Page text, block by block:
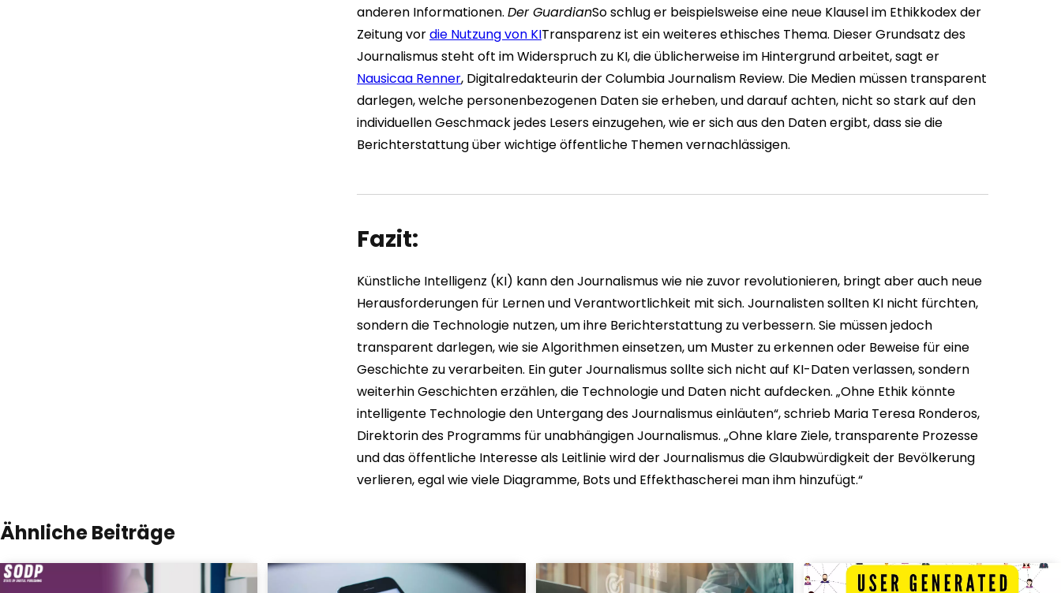
anderen Informationen. Der GuardianSo schlug er beispielsweise eine neue Klausel im Ethikkodex der
Zeitung vordie Nutzung von KITransparenz ist ein weiteres ethisches Thema. Dieser Grundsatz des
Journalismus steht oft im Widerspruch zu KI, die üblicherweise im Hintergrund arbeitet, sagt er
Nausicaa Renner, Digitalredakteurin der Columbia Journalism Review. Die Medien müssen transparent
darlegen, welche personenbezogenen Daten sie erheben, und darauf achten, nicht so stark auf den
individuellen Geschmack jedes Lesers einzugehen, wie er sich aus den Daten ergibt, dass sie die
Berichterstattung über wichtige öffentliche Themen vernachlässigen.
Fazit:
Künstliche Intelligenz (KI) kann den Journalismus wie nie zuvor revolutionieren, bringt aber auch neue
Herausforderungen für Lernen und Verantwortlichkeit mit sich. Journalisten sollten KI nicht fürchten,
sondern die Technologie nutzen, um ihre Berichterstattung zu verbessern. Sie müssen jedoch
transparent darlegen, wie sie Algorithmen einsetzen, um Muster zu erkennen oder Beweise für eine
Geschichte zu verarbeiten. Ein guter Journalismus sollte sich nicht auf KI-Daten verlassen, sondern
weiterhin Geschichten erzählen, die Technologie und Daten nicht aufdecken. „Ohne Ethik könnte
intelligente Technologie den Untergang des Journalismus einläuten“, schrieb Maria Teresa Ronderos,
Direktorin des Programms für unabhängigen Journalismus. „Ohne klare Ziele, transparente Prozesse
und das öffentliche Interesse als Leitlinie wird der Journalismus die Glaubwürdigkeit der Bevölkerung
verlieren, egal wie viele Diagramme, Bots und Effekthascherei man ihm hinzufügt.“
Ähnliche Beiträge